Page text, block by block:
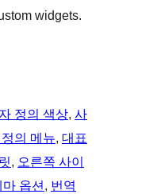
widgets.
정의 색상, 사
의 메뉴, 대표
, 오른쪽 사이
마 옵션 , 번역